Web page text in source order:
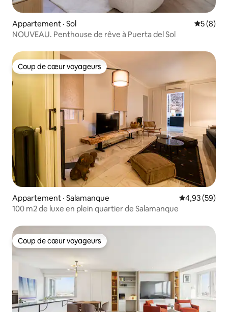
Appartement · Sol Note
5 (8)
NOUVEAU. Penthouse de rêve à Puerta del Sol
Coup de cœur voyageurs
Coup de cœur voyageurs
Appartement · Salamanque Note
4,93 (59)
100 m2 de luxe en plein quartier de Salamanque
Coup de cœur voyageurs
Coup de cœur voyageurs